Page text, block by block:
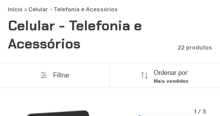
Início > Celular - Telefonia e Acessórios
Celular - Telefonia e
Acessórios
22 produtos
Filtrar Ordenar por:
Mais vendidos
1 / 3